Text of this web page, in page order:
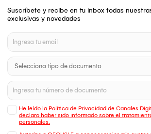
Suscríbete y recibe en tu inbox todas
exclusivas y novedades
He leído la Política de Privacidad de Canales
declaro haber sido informado sobre el
personales.